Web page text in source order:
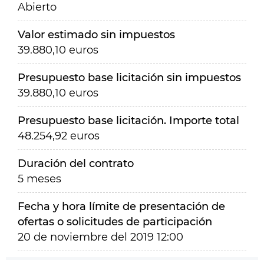
Abierto
Valor estimado sin impuestos
39.880,10 euros
Presupuesto base licitación sin impuestos
39.880,10 euros
Presupuesto base licitación. Importe total
48.254,92 euros
Duración del contrato
5 meses
Fecha y hora límite de presentación de
ofertas o solicitudes de participación
20 de noviembre del 2019 12:00